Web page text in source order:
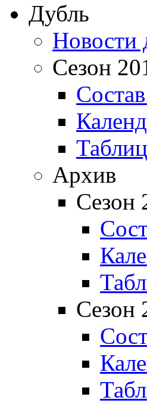
Дубль
Новости
Сезон
Архив
Сезон
Сезон